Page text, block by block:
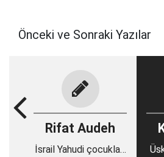
Önceki ve Sonraki Yazılar
Rifat Audeh
İsrail Yahudi çocukları